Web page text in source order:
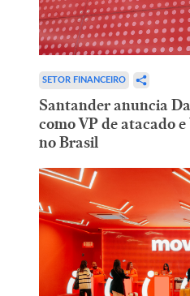
SETOR FINANCEIRO
Santander anuncia
como VP de atacado
no Brasil